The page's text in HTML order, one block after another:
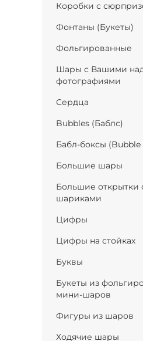
Коробки с
Фонтаны (Букеты)
Фольгированные
Шары с Вашими
фотографиями
Сердца
Bubbles (Баблс)
Бабл-боксы (Bubble
Большие шары
Большие открытки
шариками
Цифры
Цифры на стойках
Буквы
Букеты из
мини-шаров
Фигуры из шаров
Ходячие шары